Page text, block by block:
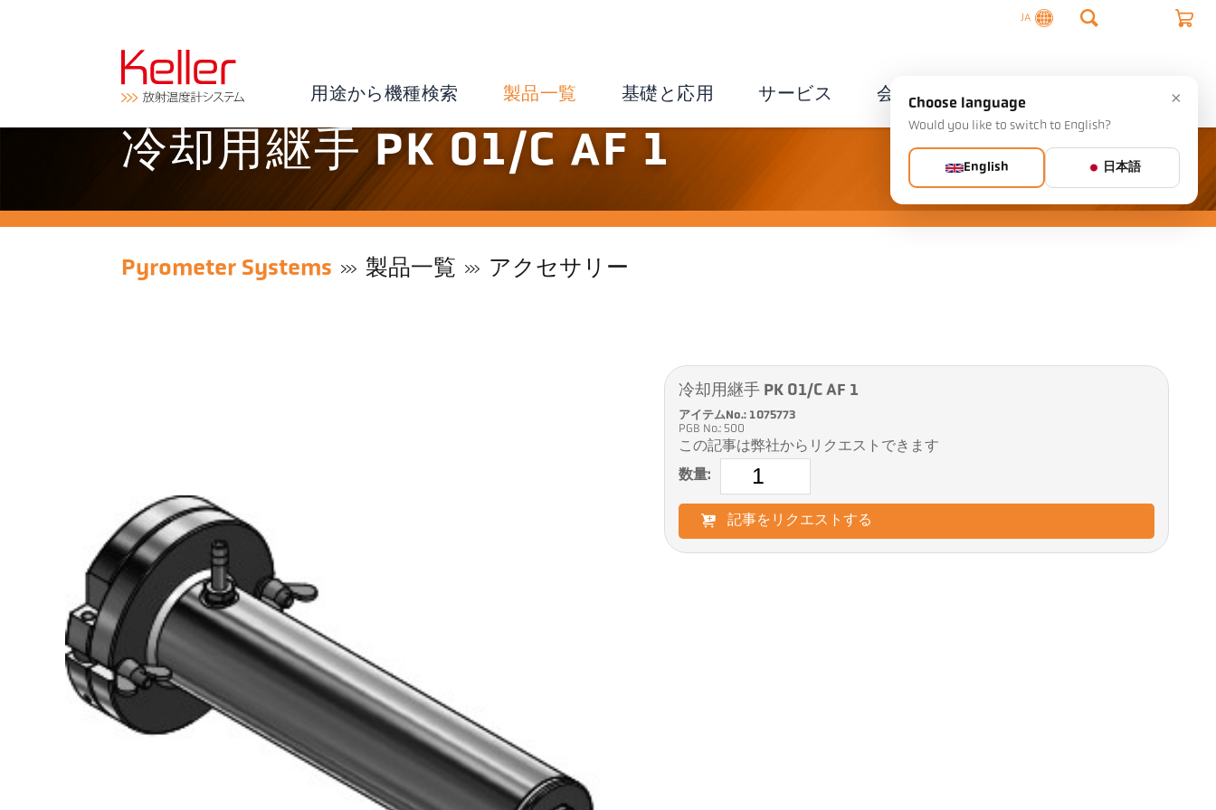
JA
用途から機種検索 製品一覧 基礎と応用 サービス 会社概要
冷却用継手 PK 01/C AF 1
Pyrometer Systems 製品一覧 アクセサリー
冷却用継手 PK 01/C AF 1
アイテムNo.: 1075773
PGB No.: 500
この記事は弊社からリクエストできます
数量:
記事をリクエストする
×
Choose language
Would you like to switch to English?
English 日本語